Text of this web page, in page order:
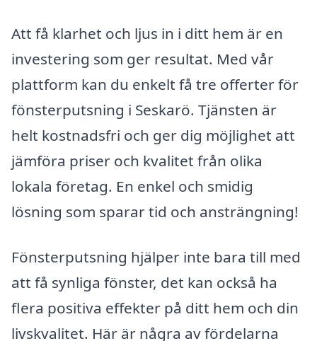
Att få klarhet och ljus in i ditt hem är en
investering som ger resultat. Med vår
plattform kan du enkelt få tre offerter för
fönsterputsning i Seskarö. Tjänsten är
helt kostnadsfri och ger dig möjlighet att
jämföra priser och kvalitet från olika
lokala företag. En enkel och smidig
lösning som sparar tid och ansträngning!
Fönsterputsning hjälper inte bara till med
att få synliga fönster, det kan också ha
flera positiva effekter på ditt hem och din
livskvalitet. Här är några av fördelarna